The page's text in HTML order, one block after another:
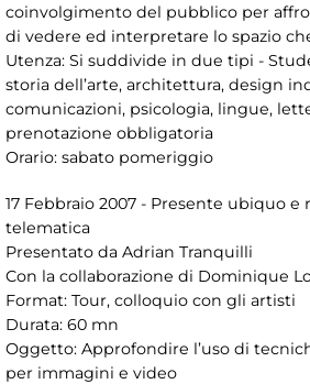
coinvolgimento del pubblico per
di vedere ed interpretare lo spazio
Utenza: Si suddivide in due tipi -
storia dell’arte, architettura, design
comunicazioni, psicologia, lingue,
prenotazione obbligatoria
Orario: sabato pomeriggio
17 Febbraio 2007 - Presente ubiquo e
telematica
Presentato da Adrian Tranquilli
Con la collaborazione di Dominique
Format: Tour, colloquio con gli artisti
Durata: 60 mn
Oggetto: Approfondire l’uso di
per immagini e video